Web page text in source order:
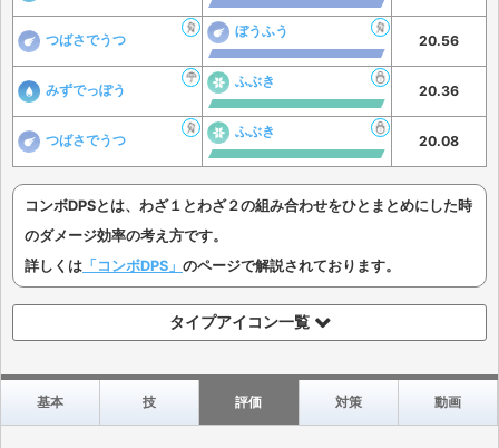
つばさでうつ
ぼうふう
20.56
みずでっぽう
ふぶき
20.36
つばさでうつ
ふぶき
20.08
コンボDPSとは、わざ１とわざ２の組み合わせをひとまとめにした時
のダメージ効率の考え方です。
詳しくは 「コンボDPS」 のページで解説されております。
タイプアイコン一覧
基本 技 評価 対策 動画